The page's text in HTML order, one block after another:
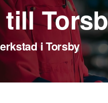
i Torsby